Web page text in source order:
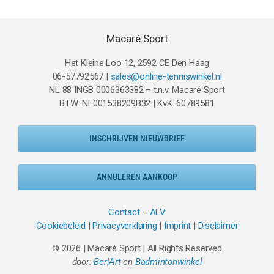
Macaré Sport
Het Kleine Loo 12, 2592 CE Den Haag
06-57792567 | sales@online-tenniswinkel.nl
NL 88 INGB 0006363382 – t.n.v. Macaré Sport
BTW: NL001538209B32 | KvK: 60789581
INSCHRIJVEN NIEUWBRIEF
ANNULEREN AANKOOP
Contact– ALV
Cookiebeleid |Privacyverklaring | Imprint | Disclaimer
© 2026 | Macaré Sport | All Rights Reserved
door:Ber|Arten Badmintonwinkel